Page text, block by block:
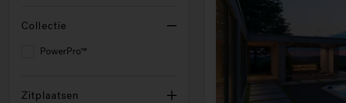
Collectie
PowerPro™
Zitplaatsen